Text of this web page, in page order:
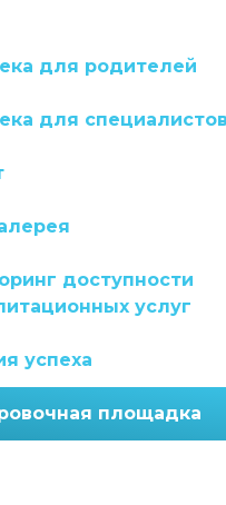
для родителей
для специалистов
доступности
услуг
успеха
площадка